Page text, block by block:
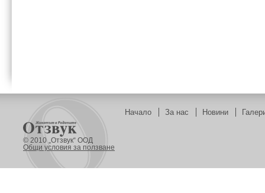
Начало За нас Новини
© 2010 „Отзвук“ ООД
Общи условия за ползване